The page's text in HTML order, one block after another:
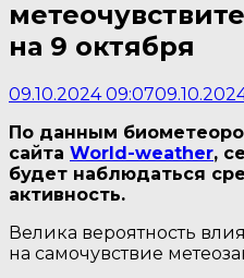
на 9 октября
09.10.2024 09:07
По данным
сайта World-weather,
будет наблюдаться
активность.
Велика вероятность
на самочувствие